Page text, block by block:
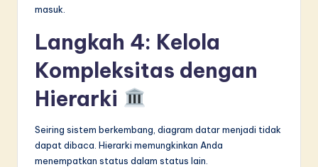
masuk.
Langkah 4: Kelola
Kompleksitas dengan
Hierarki
Seiring sistem berkembang, diagram datar menjadi tidak
dapat dibaca. Hierarki memungkinkan Anda
menempatkan status dalam status lain.